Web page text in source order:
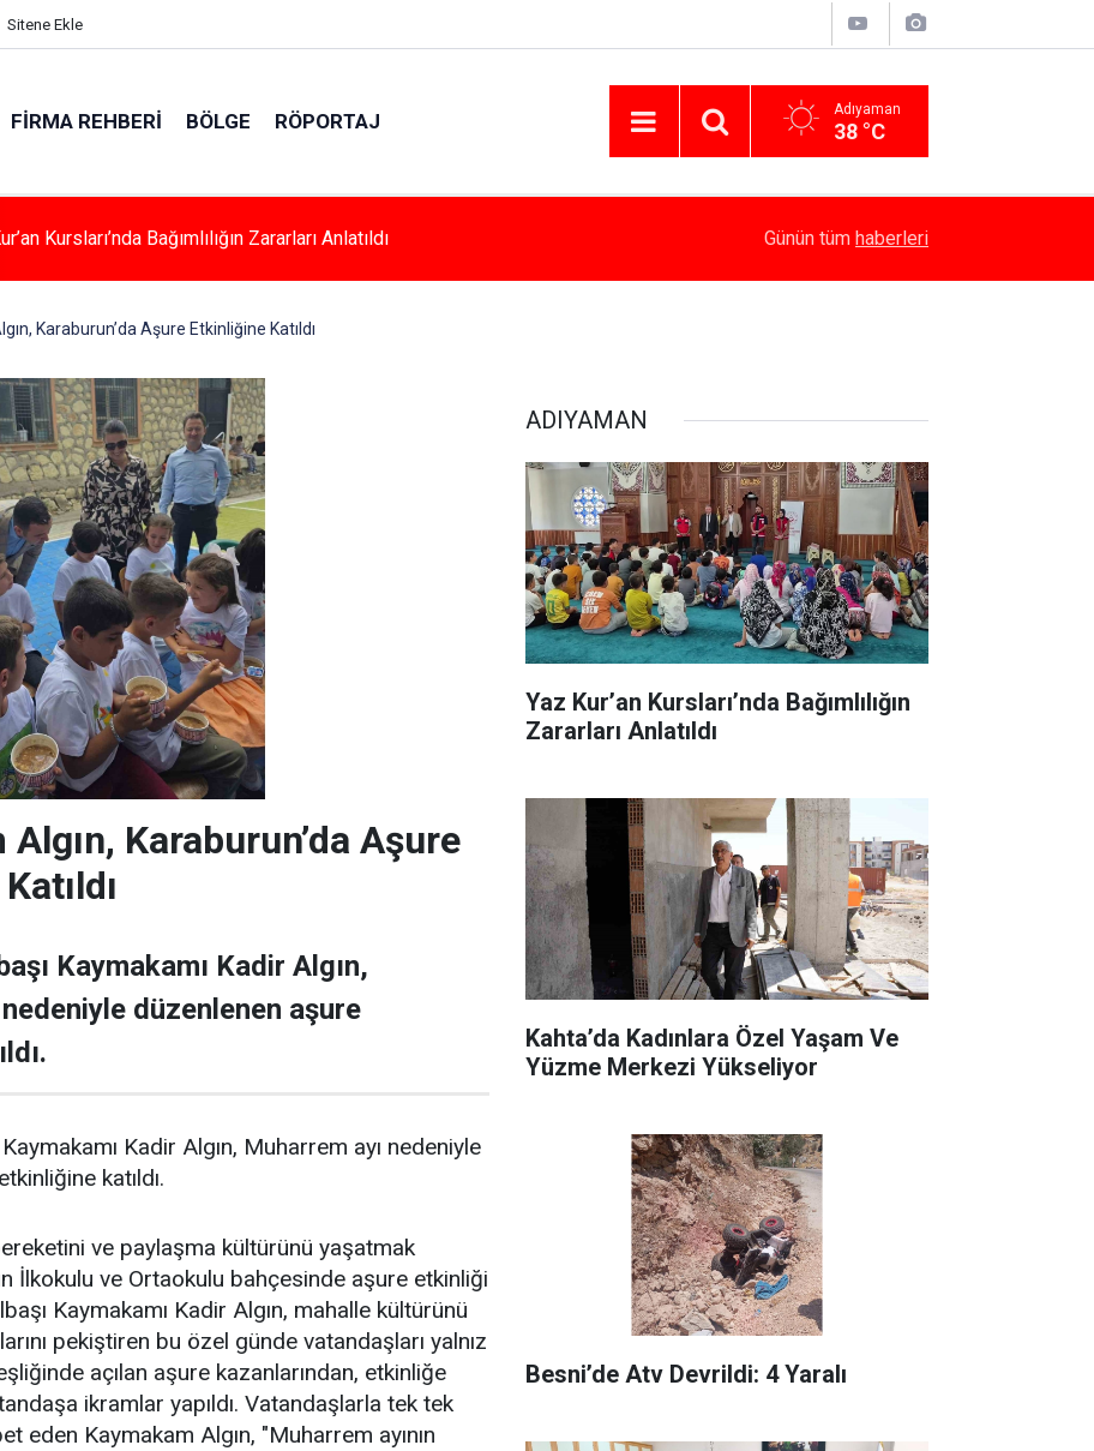
Sitene Ekle
FIRMA REHBERI BÖLGE RÖPORTAJ Adıyaman
38 °C
Kadınlara Özel Yaşam Ve Yüzme Merkezi Yükseliyor Besni’de Atv Devrildi: 4 Yaralı
Günün tüm haberleri
Karaburun’da Aşure Etkinliğine Katıldı
Karaburun’da Aşure
Kaymakamı Kadir Algın,
düzenlenen aşure
Kadir Algın, Muharrem ayı nedeniyle
katıldı.
ve paylaşma kültürünü yaşatmak
İlkokulu ve Ortaokulu bahçesinde aşure etkinliği
Kaymakamı Kadir Algın, mahalle kültürünü
pekiştiren bu özel günde vatandaşları yalnız
açılan aşure kazanlarından, etkinliğe
ikramlar yapıldı. Vatandaşlarla tek tek
eden Kaymakam Algın, "Muharrem ayının
ADIYAMAN
Yaz Kur’an Kursları’nda Bağımlılığın
Zararları Anlatıldı
Kahta’da Kadınlara Özel Yaşam Ve
Yüzme Merkezi Yükseliyor
Besni’de Atv Devrildi: 4 Yaralı